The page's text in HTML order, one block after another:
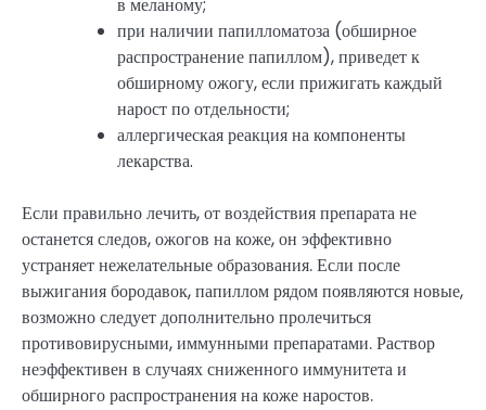
при наличии папилломатоза (обширное
распространение папиллом), приведет к
обширному ожогу, если прижигать каждый
нарост по отдельности;
аллергическая реакция на компоненты
лекарства.
Если правильно лечить, от воздействия препарата не
останется следов, ожогов на коже, он эффективно
устраняет нежелательные образования. Если после
выжигания бородавок, папиллом рядом появляются новые,
возможно следует дополнительно пролечиться
противовирусными, иммунными препаратами. Раствор
неэффективен в случаях сниженного иммунитета и
обширного распространения на коже наростов.